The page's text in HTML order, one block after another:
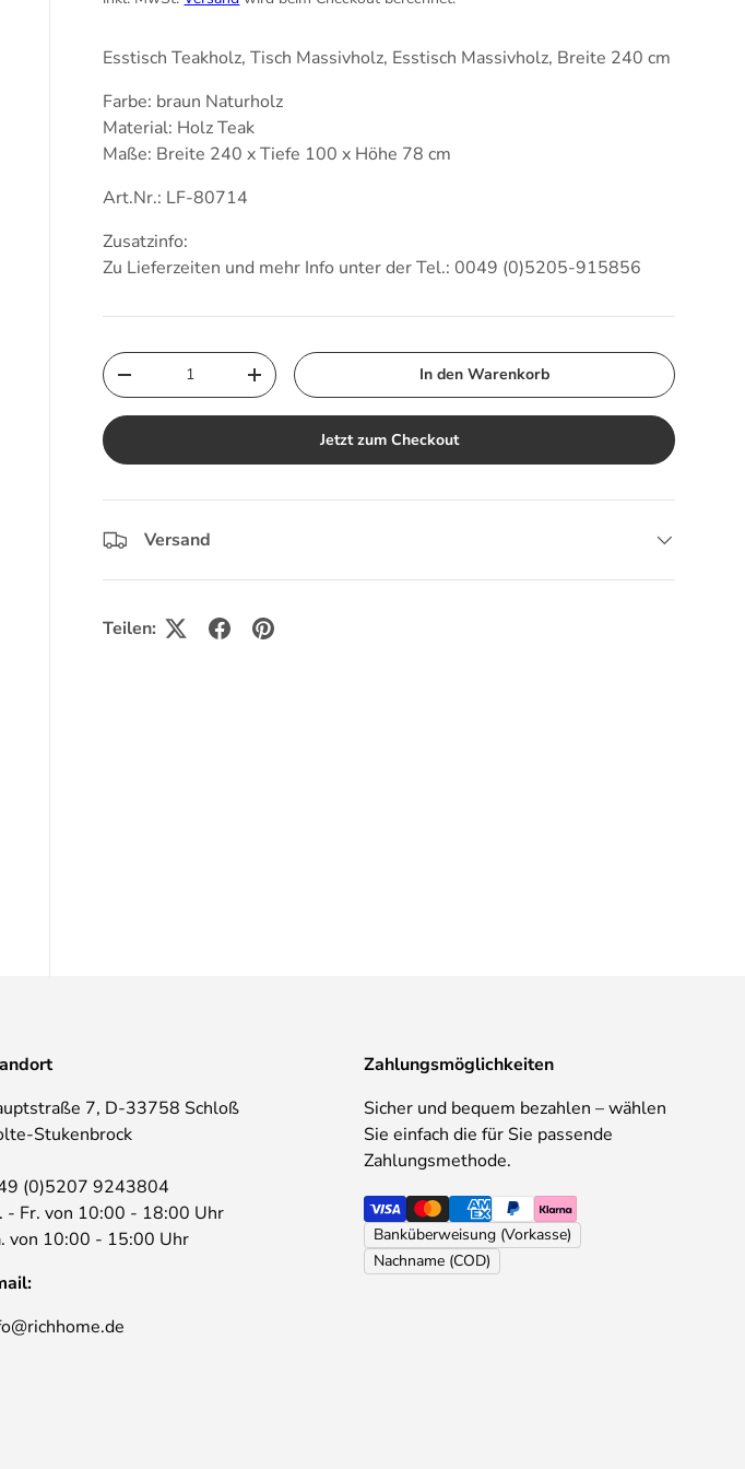
Esstisch Teakholz, Tisch Massivholz, Esstisch Massivholz, Breite 240 cm
Farbe: braun Naturholz
Material: Holz Teak
Maße: Breite 240 x Tiefe 100 x Höhe 78 cm
Art.Nr.: LF-80714
Zusatzinfo:
Zu Lieferzeiten und mehr Info unter der Tel.: 0049 (0)5205-915856
Anzahl
Menge verringernMenge erhöhen In den Warenkorb
Jetzt zum Checkout
Versand
Teilen:
7, D-33758 Schloß
Stukenbrock
(0)5207 9243804
- Fr. von 10:00 - 18:00 Uhr
von 10:00 - 15:00 Uhr
Zahlungsmöglichkeiten
Sicher und bequem bezahlen – wählen
Sie einfach die für Sie passende
Zahlungsmethode.
Banküberweisung (Vorkasse)
Nachname (COD)